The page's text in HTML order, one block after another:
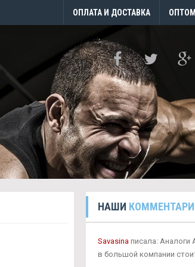
ОПЛАТА И ДОСТАВКА ОПТОМ
НАШИ
Savasinaписала: Аналоги
в большой компании